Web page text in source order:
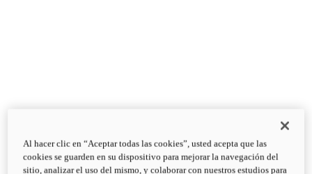
Al hacer clic en “Aceptar todas las cookies”, usted acepta que las
cookies se guarden en su dispositivo para mejorar la navegación del
sitio, analizar el uso del mismo, y colaborar con nuestros estudios para